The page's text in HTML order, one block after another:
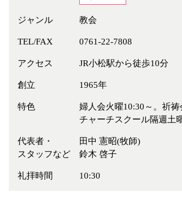
教会 学校・幼稚
特別集会奉仕者
冠婚葬祭 各種団体
お店・企業・その他
ジャンル 教会
TEL/FAX 0761-22-7808
アクセス JR小松駅から徒歩10分
創立 1965年
特色
婦人会火曜10:30～。祈祷
チャーチスクール隔週土
代表者・
スタッフなど
田中 憲昭(牧師)
鈴木 啓子
礼拝時間 10:30